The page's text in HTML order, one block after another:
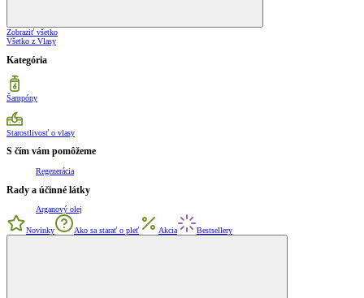
Zobraziť všetko
Všetko z Vlasy
Kategória
Šampóny
Starostlivosť o vlasy
S čím vám pomôžeme
Regenerácia
Rady a účinné látky
Arganový olej
Novinky Ako sa starať o pleť Akcia Bestsellery